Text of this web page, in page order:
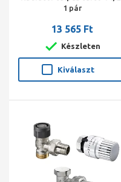
1 pár
13 565 Ft
Készleten
Kiválaszt